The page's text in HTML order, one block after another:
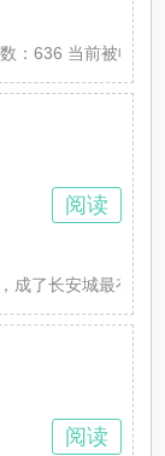
：636 当前被收藏
成了长安城最有名
阅读
阅读